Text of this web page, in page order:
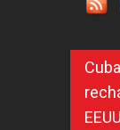
EEUU